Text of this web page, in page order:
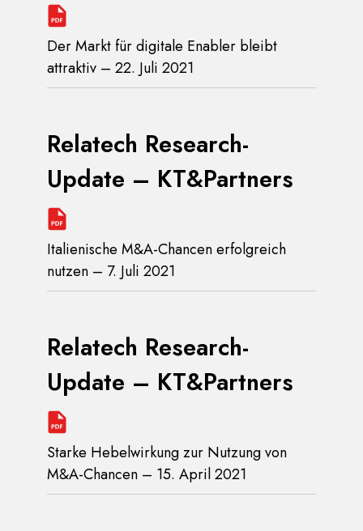
Der Markt für digitale Enabler bleibt
attraktiv – 22. Juli 2021
Relatech Research-
Update – KT&Partners
Italienische M&A-Chancen erfolgreich
nutzen – 7. Juli 2021
Relatech Research-
Update – KT&Partners
Starke Hebelwirkung zur Nutzung von
M&A-Chancen – 15. April 2021